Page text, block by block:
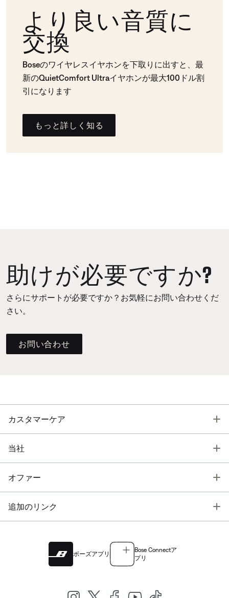
より良い音質に
交換
Boseのワイヤレスイヤホンを下取りに出すと、最
新のQuietComfort Ultraイヤホンが最大100ドル割
引になります
もっと詳しく知る
助けが必要ですか?
さらにサポートが必要ですか？お気軽にお問い合わせくだ
さい。
お問い合わせ
カスタマーケア
当社
オファー
追加のリンク
ボーズアプリ
Bose Connectア
プリ